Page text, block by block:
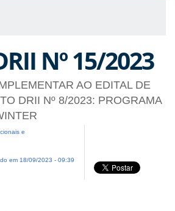
Nº 15/2023
AO EDITAL DE
DRII Nº 8/2023: PROGRAMA
e
em 18/09/2023 - 09:39